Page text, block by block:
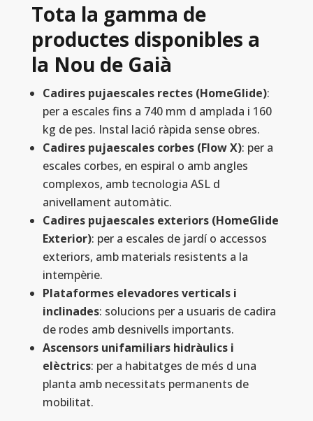
Tota la gamma de
productes disponibles a
la Nou de Gaià
Cadires pujaescales rectes (HomeGlide):
per a escales fins a 740 mm d amplada i 160
kg de pes. Instal lació ràpida sense obres.
Cadires pujaescales corbes (Flow X): per a
escales corbes, en espiral o amb angles
complexos, amb tecnologia ASL d
anivellament automàtic.
Cadires pujaescales exteriors (HomeGlide
Exterior): per a escales de jardí o accessos
exteriors, amb materials resistents a la
intempèrie.
Plataformes elevadores verticals i
inclinades: solucions per a usuaris de cadira
de rodes amb desnivells importants.
Ascensors unifamiliars hidràulics i
elèctrics: per a habitatges de més d una
planta amb necessitats permanents de
mobilitat.